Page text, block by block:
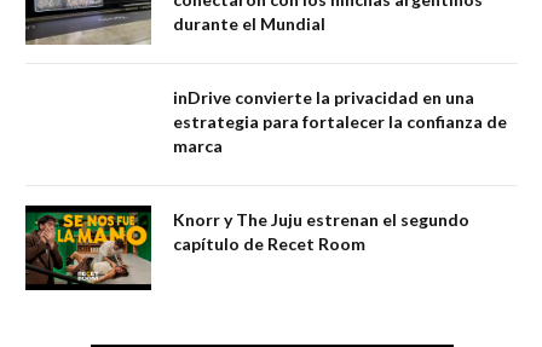
durante el Mundial
inDrive convierte la privacidad en una
estrategia para fortalecer la confianza de
marca
Knorr y The Juju estrenan el segundo
capítulo de Recet Room